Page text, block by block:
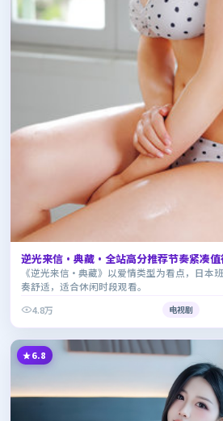
逆光来信·典藏·全站高分推荐节奏紧凑值
《逆光来信·典藏》以爱情类型为看点，日本
奏舒适，适合休闲时段观看。
4.8万
电视剧
6.8